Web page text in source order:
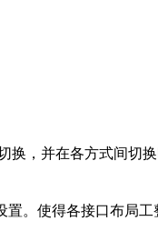
，并在各方式间切换
。使得各接口布局工